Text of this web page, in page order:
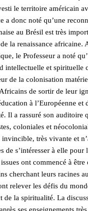
le territoire américain
a donc noté qu’une
au Brésil est très
la renaissance africaine.
le Professeur a noté
intellectuelle et spirituelle
de la colonisation
de sortir de leur
à l’Européenne et
Il a rassuré son auditoire
coloniales et
invincible, très vivante et
de s’intéresser à elle pour
ont commencé à être
cherchant leurs racines
relever les défis du
de la spiritualité. La